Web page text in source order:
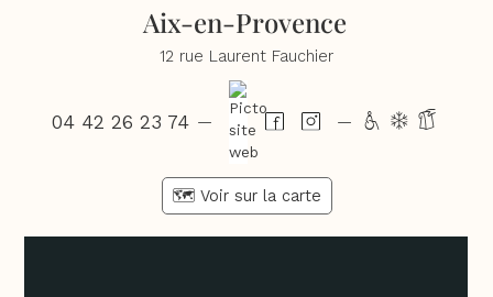
Aix-en-Provence
12 rue Laurent Fauchier
04 42 26 23 74 — — hdg
🗺️ Voir sur la carte